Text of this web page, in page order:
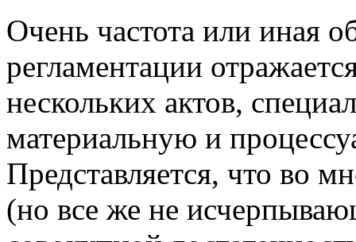
Очень частота или иная
регламентации
нескольких актов,
материальную и
Представляется, что во
(но все же не